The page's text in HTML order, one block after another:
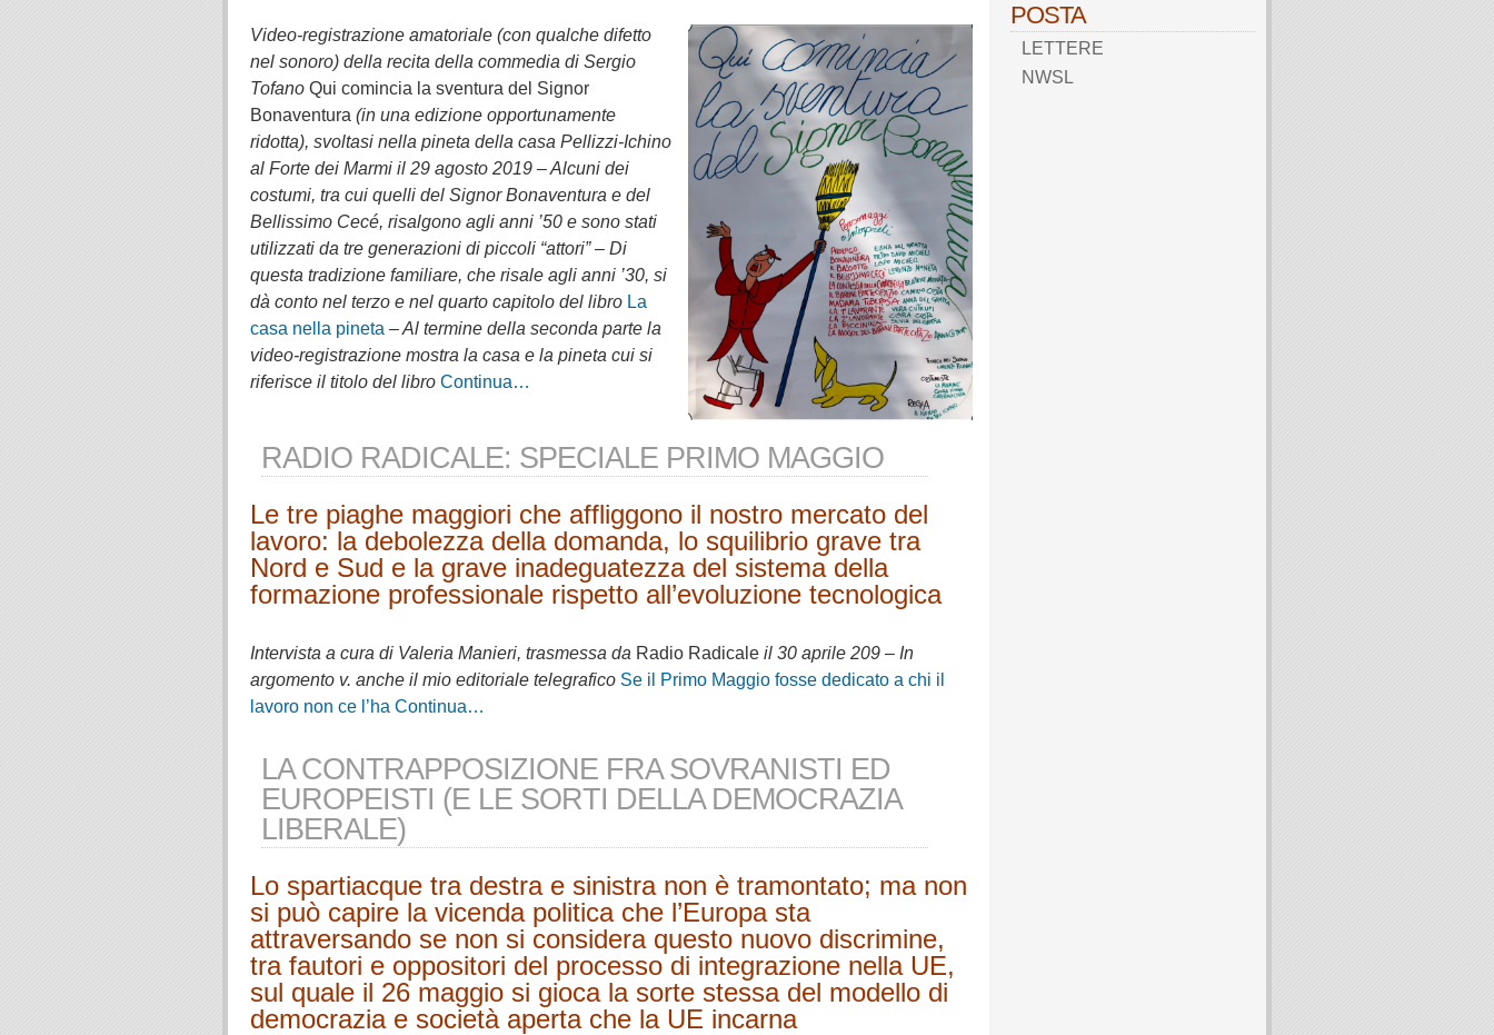
Video-registrazione amatoriale (con qualche difetto
nel sonoro) della recita della commedia di Sergio
Tofano Qui comincia la sventura del Signor
Bonaventura (in una edizione opportunamente
ridotta), svoltasi nella pineta della casa Pellizzi-Ichino
al Forte dei Marmi il 29 agosto 2019 – Alcuni dei
costumi, tra cui quelli del Signor Bonaventura e del
Bellissimo Cecé, risalgono agli anni ’50 e sono stati
utilizzati da tre generazioni di piccoli “attori” – Di
questa tradizione familiare, che risale agli anni ’30, si
dà conto nel terzo e nel quarto capitolo del libro La
casa nella pineta – Al termine della seconda parte la
video-registrazione mostra la casa e la pineta cui si
riferisce il titolo del libro Continua…
RADIO RADICALE: SPECIALE PRIMO MAGGIO
Le tre piaghe maggiori che affliggono il nostro mercato del
lavoro: la debolezza della domanda, lo squilibrio grave tra
Nord e Sud e la grave inadeguatezza del sistema della
formazione professionale rispetto all’evoluzione tecnologica
Intervista a cura di Valeria Manieri, trasmessa da Radio Radicale il 30 aprile 209 – In
argomento v. anche il mio editoriale telegrafico Se il Primo Maggio fosse dedicato a chi il
lavoro non ce l’ha Continua…
LA CONTRAPPOSIZIONE FRA SOVRANISTI ED
EUROPEISTI (E LE SORTI DELLA DEMOCRAZIA
LIBERALE)
Lo spartiacque tra destra e sinistra non è tramontato; ma non
si può capire la vicenda politica che l’Europa sta
attraversando se non si considera questo nuovo discrimine,
tra fautori e oppositori del processo di integrazione nella UE,
sul quale il 26 maggio si gioca la sorte stessa del modello di
democrazia e società aperta che la UE incarna
POSTA
LETTERE
NWSL